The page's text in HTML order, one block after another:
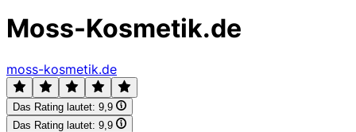
Moss-Kosmetik.de
moss-kosmetik.de
Das Rating lautet: 9,9
Das Rating lautet: 9,9